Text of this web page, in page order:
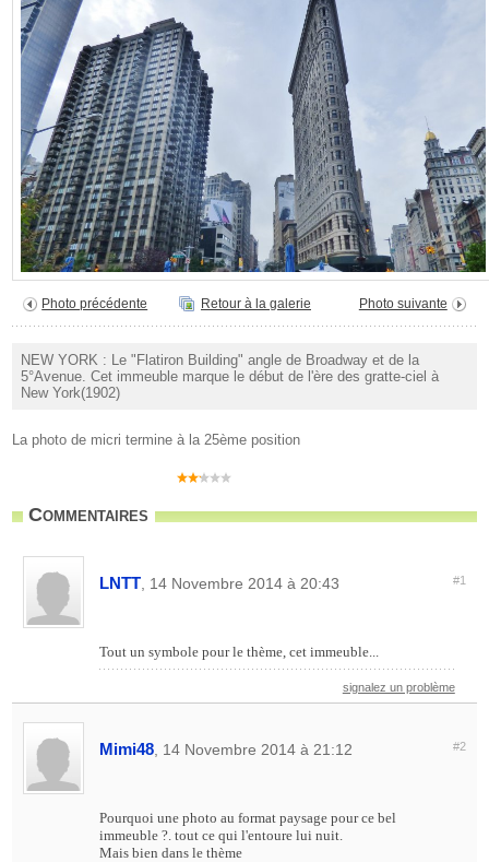
Photo précédente Retour à la galerie Photo suivante
NEW YORK : Le "Flatiron Building" angle de Broadway et de la
5°Avenue. Cet immeuble marque le début de l'ère des gratte-ciel à
New York(1902)
La photo de micri termine à la 25ème position
Commentaires
LNTT , 14 Novembre 2014 à 20:43 #1
Tout un symbole pour le thème, cet immeuble...
signalez un problème
Mimi48 , 14 Novembre 2014 à 21:12 #2
Pourquoi une photo au format paysage pour ce bel
immeuble ?. tout ce qui l'entoure lui nuit.
Mais bien dans le thème